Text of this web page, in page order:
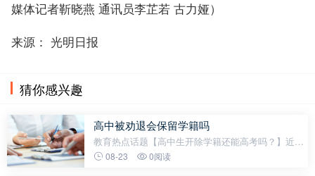
媒体记者靳晓燕 通讯员李芷若 古力娅）
来源： 光明日报
猜你感兴趣
高中被劝退会保留学籍吗
教育热点话题【高中生开除学籍还能高考吗？】近
日，教育部网站就网友对《中小学教育惩戒规则（试
08-23 0阅读